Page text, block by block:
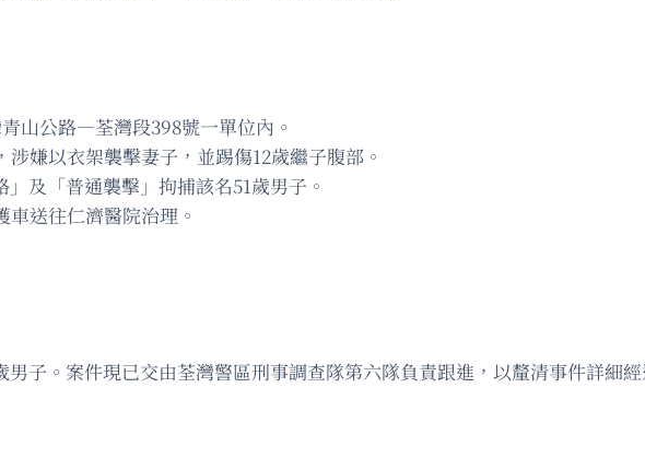
山公路—荃灣段398號一單位內。
嫌以衣架襲擊妻子，並踢傷12歲繼子腹部。
及「普通襲擊」拘捕該名51歲男子。
送往仁濟醫院治理。
子。案件現已交由荃灣警區刑事調查隊第六隊負責跟進，以釐清事件詳細